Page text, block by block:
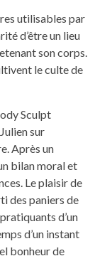
utilisables par
d’être un lieu
son corps.
le culte de
Sculpt
sur
Après un
bilan moral et
Le plaisir de
des paniers de
d’un
d’un instant
bonheur de